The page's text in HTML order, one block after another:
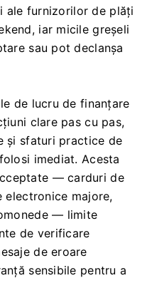
ale furnizorilor de plăți
iar micile greșeli
sau pot declanșa
de lucru de finanțare
clare pas cu pas,
și sfaturi practice de
imediat. Acesta
— carduri de
majore,
— limite
de verificare
de eroare
sensibile pentru a